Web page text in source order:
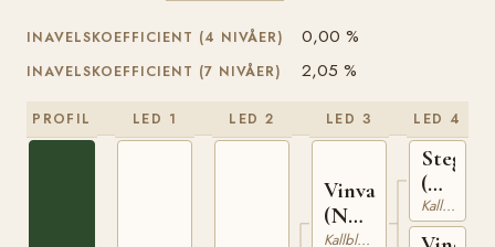
INAVELSKOEFFICIENT (4 NIVÅER) 0,00 %
INAVELSKOEFFICIENT (7 NIVÅER) 2,05 %
PROFIL LED 1 LED 2 LED 3
Vinvar
(NO)
T- Kallblodig Travare
LED 4
Stegg
(NO)
T-
169
Kallblodig Travare